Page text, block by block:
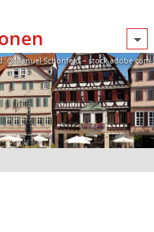
@Manuel Schönfeld – stock.adobe.com